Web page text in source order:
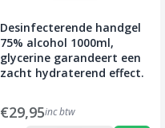
Desinfecterende handgel
75% alcohol 1000ml,
glycerine garandeert een
zacht hydraterend effect.
€29,95inc btw